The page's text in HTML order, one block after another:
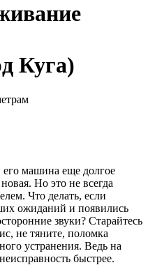
Куга)
машина еще долгое
Но это не всегда
Что делать, если
ожиданий и появились
звуки? Старайтесь
не тяните, поломка
устранения. Ведь на
быстрее.